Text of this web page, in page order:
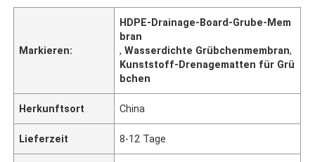
Markieren:
HDPE-Drainage-Board-Grube-Mem
bran
,Wasserdichte Grübchenmembran,
Kunststoff-Drenagematten für Grü
bchen
Herkunftsort China
Lieferzeit 8-12 Tage